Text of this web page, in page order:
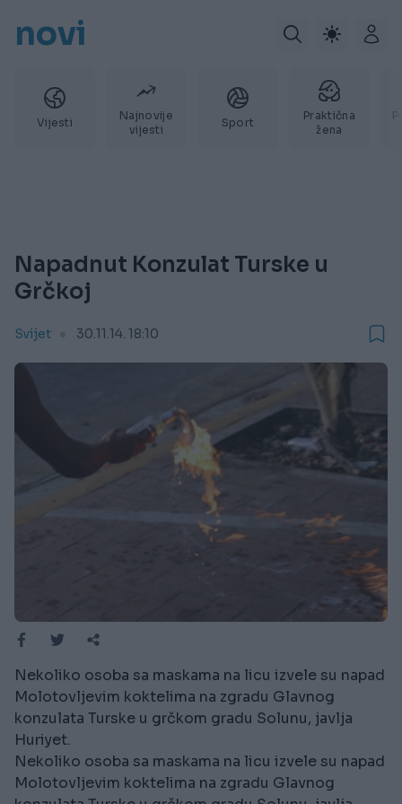
novi
Vijesti
Najnovije
vijesti
Sport
Praktična
žena
Napadnut Konzulat Turske u
Grčkoj
Svijet 30.11.14. 18:10
Nekoliko osoba sa maskama na licu izvele su napad
Molotovljevim koktelima na zgradu Glavnog
konzulata Turske u grčkom gradu Solunu, javlja
Huriyet.
Nekoliko osoba sa maskama na licu izvele su napad
Molotovljevim koktelima na zgradu Glavnog